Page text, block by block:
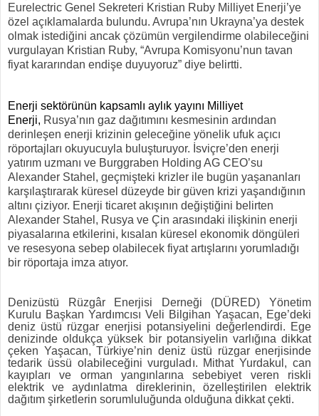
Eurelectric Genel Sekreteri Kristian Ruby Milliyet Enerji’ye
özel açıklamalarda bulundu. Avrupa’nın Ukrayna’ya destek
olmak istediğini ancak çözümün vergilendirme olabileceğini
vurgulayan Kristian Ruby, “Avrupa Komisyonu’nun tavan
fiyat kararından endişe duyuyoruz” diye belirtti.
Enerji sektörünün kapsamlı aylık yayını Milliyet
Enerji, Rusya’nın gaz dağıtımını kesmesinin ardından
derinleşen enerji krizinin geleceğine yönelik ufuk açıcı
röportajları okuyucuyla buluşturuyor. İsviçre’den enerji
yatırım uzmanı ve Burggraben Holding AG CEO’su
Alexander Stahel, geçmişteki krizler ile bugün yaşananları
karşılaştırarak küresel düzeyde bir güven krizi yaşandığının
altını çiziyor. Enerji ticaret akışının değiştiğini belirten
Alexander Stahel, Rusya ve Çin arasındaki ilişkinin enerji
piyasalarına etkilerini, kısalan küresel ekonomik döngüleri
ve resesyona sebep olabilecek fiyat artışlarını yorumladığı
bir röportaja imza atıyor.
Denizüstü Rüzgâr Enerjisi Derneği (DÜRED) Yönetim
Kurulu Başkan Yardımcısı Veli Bilgihan Yaşacan, Ege’deki
deniz üstü rüzgar enerjisi potansiyelini değerlendirdi. Ege
denizinde oldukça yüksek bir potansiyelin varlığına dikkat
çeken Yaşacan, Türkiye’nin deniz üstü rüzgar enerjisinde
tedarik üssü olabileceğini vurguladı. Mithat Yurdakul, can
kayıpları ve orman yangınlarına sebebiyet veren riskli
elektrik ve aydınlatma direklerinin, özelleştirilen elektrik
dağıtım şirketlerin sorumluluğunda olduğuna dikkat çekti.